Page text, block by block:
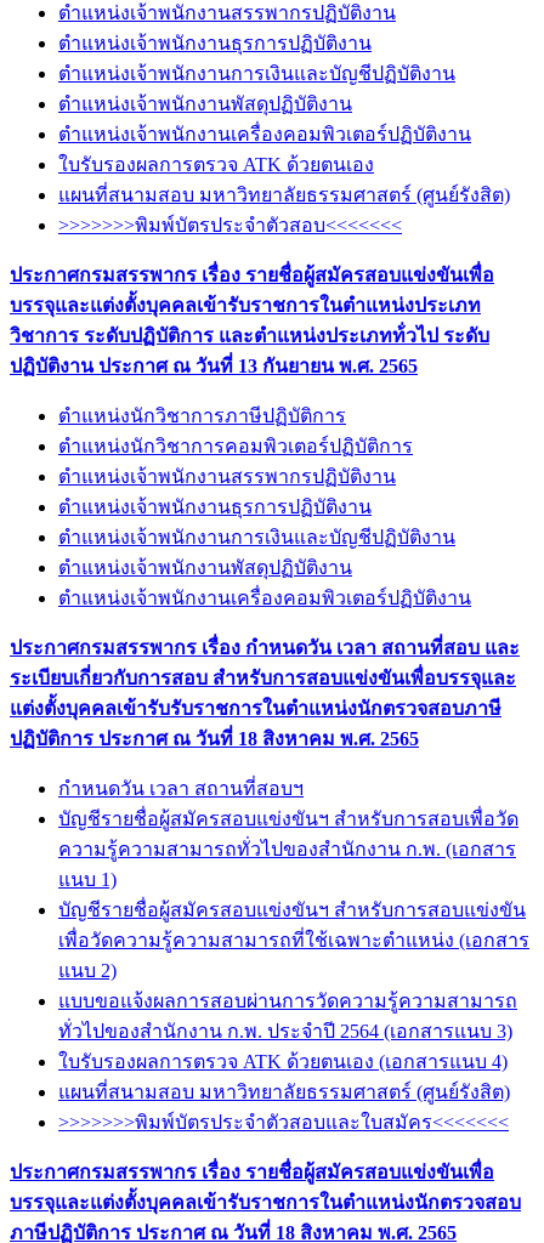
ตำแหน่งเจ้าพนักงานสรรพากรปฏิบัติงาน
ตำแหน่งเจ้าพนักงานธุรการปฏิบัติงาน
ตำแหน่งเจ้าพนักงานการเงินและบัญชีปฏิบัติงาน
ตำแหน่งเจ้าพนักงานพัสดุปฏิบัติงาน
ตำแหน่งเจ้าพนักงานเครื่องคอมพิวเตอร์ปฏิบัติงาน
ใบรับรองผลการตรวจ ATK ด้วยตนเอง
แผนที่สนามสอบ มหาวิทยาลัยธรรมศาสตร์ (ศูนย์รังสิต)
>>>>>>>พิมพ์บัตรประจำตัวสอบ<<<<<<<
ประกาศกรมสรรพากร เรื่อง รายชื่อผู้สมัครสอบแข่งขันเพื่อ
บรรจุและแต่งตั้งบุคคลเข้ารับราชการในตำแหน่งประเภท
วิชาการ ระดับปฏิบัติการ และตำแหน่งประเภทท้่วไป ระดับ
ปฏิบัติงาน ประกาศ ณ วันที่ 13 กันยายน พ.ศ. 2565
ตำแหน่งนักวิชาการภาษีปฏิบัติการ
ตำแหน่งนักวิชาการคอมพิวเตอร์ปฏิบัติการ
ตำแหน่งเจ้าพนักงานสรรพากรปฏิบัติงาน
ตำแหน่งเจ้าพนักงานธุรการปฏิบัติงาน
ตำแหน่งเจ้าพนักงานการเงินและบัญชีปฏิบัติงาน
ตำแหน่งเจ้าพนักงานพัสดุปฏิบัติงาน
ตำแหน่งเจ้าพนักงานเครื่องคอมพิวเตอร์ปฏิบัติงาน
ประกาศกรมสรรพากร เรื่อง กำหนดวัน เวลา สถานที่สอบ และ
ระเบียบเกี่ยวกับการสอบ สำหรับการสอบแข่งขันเพื่อบรรจุและ
แต่งตั้งบุคคลเข้ารับรับราชการในตำแหน่งนักตรวจสอบภาษี
ปฏิบัติการ ประกาศ ณ วันที่ 18 สิงหาคม พ.ศ. 2565
กำหนดวัน เวลา สถานที่สอบฯ
บัญชีรายชื่อผู้สมัครสอบแข่งขันฯ สำหรับการสอบเพื่อวัด
ความรู้ความสามารถทั่วไปของสำนักงาน ก.พ. (เอกสาร
แนบ 1)
บัญชีรายชื่อผู้สมัครสอบแข่งขันฯ สำหรับการสอบแข่งขัน
เพื่อวัดความรู้ความสามารถที่ใช้เฉพาะตำแหน่ง (เอกสาร
แนบ 2)
แบบขอแจ้งผลการสอบผ่านการวัดความรู้ความสามารถ
ทั่วไปของสำนักงาน ก.พ. ประจำปี 2564 (เอกสารแนบ 3)
ใบรับรองผลการตรวจ ATK ด้วยตนเอง (เอกสารแนบ 4)
แผนที่สนามสอบ มหาวิทยาลัยธรรมศาสตร์ (ศูนย์รังสิต)
>>>>>>>พิมพ์บัตรประจำตัวสอบและใบสมัคร<<<<<<<
ประกาศกรมสรรพากร เรื่อง รายชื่อผู้สมัครสอบแข่งขันเพื่อ
บรรจุและแต่งตั้งบุคคลเข้ารับราชการในตำแหน่งนักตรวจสอบ
ภาษีปฏิบัติการ ประกาศ ณ วันที่ 18 สิงหาคม พ.ศ. 2565